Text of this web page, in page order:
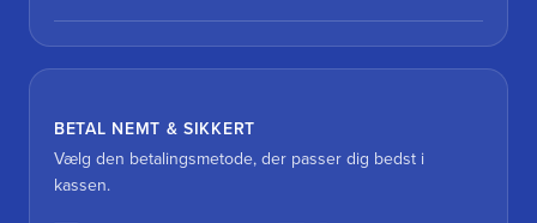
BETAL NEMT & SIKKERT
Vælg den betalingsmetode, der passer dig bedst i
kassen.